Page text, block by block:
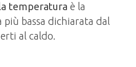
temperatura è la
bassa dichiarata dal
al caldo.